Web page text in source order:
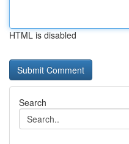
HTML is disabled
Search